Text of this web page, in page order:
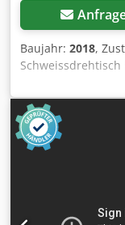
Baujahr: 2018,
Schweissdrehtisch
gekippt 25 KG
Tischdurchmesser
mitte 300mm
stufenlos ueber
Geschwindigkeit